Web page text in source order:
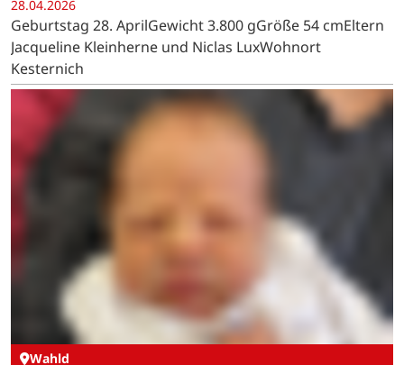
Zoey Marie Lux
Geburtstag 28. AprilGewicht 3.800 gGröße 54 cmEltern
Jacqueline Kleinherne und Niclas LuxWohnort
Kesternich